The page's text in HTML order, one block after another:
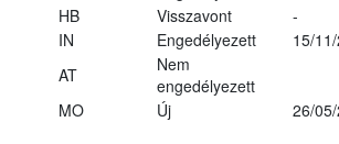
HB Visszavont
-
IN Engedélyezett
15/
AT
Nem
engedélyezett
MO Új
26/